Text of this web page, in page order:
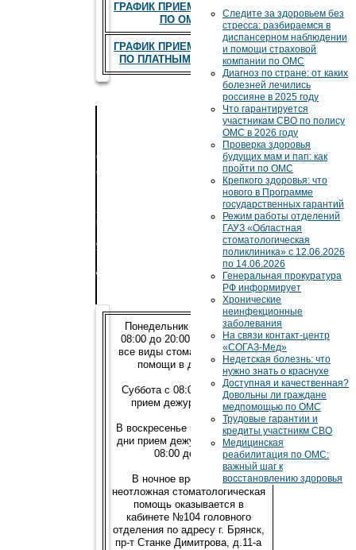
ГРАФИК ПРИЕМА ВРАЧЕЙ
ПО ОМС
ГРАФИК ПРИЕМА ВРАЧЕЙ
ПО ПЛАТНЫМ УСЛУГАМ
СТОМАТОЛОГИЧЕСКОЕ
ОТДЕЛЕНИЕ
241035,
г.
ул.
д.
Понедельник — пятница с
08:00 до 20:00 оказываются
все виды стоматологической
помощи в две смены
Суббота с 08:00 до 20:00 —
прием дежурного врача
В воскресенье и праздничные
дни прием дежурного врача с
08:00 до 14:00
В ночное время с 20:00
неотложная стоматологическая
помощь оказывается в
кабинете №104 головного
отделения по адресу г. Брянск,
пр-т Станке Димитрова, д.11-а
Следите за здоровьем без
стресса: разбираемся в
диспансерном наблюдении
и помощи страховой
компании по ОМС
Диагноз по стране: от каких
болезней лечились
россияне в 2025 году
Что гарантируется
участникам СВО по полису
ОМС в 2026 году
Проверка здоровья
будущих мам и пап: как
пройти по ОМС
Крепкого здоровья: что
нового в Программе
государственных гарантий
Режим работы отделений
ГАУЗ «Областная
стоматологическая
поликлиника» с 12.06.2026
по 14.06.2026
Генеральная прокуратура
РФ информирует
Хронические
неинфекционные
заболевания
На связи контакт-центр
«СОГАЗ-Мед»
Недетская болезнь: что
нужно знать о краснухе
Доступная и качественная?
Довольны ли граждане
медпомощью по ОМС
Трудовые гарантии и
кредиты участникм СВО
Медицинская
реабилитация по ОМС:
важный шаг к
восстановлению здоровья